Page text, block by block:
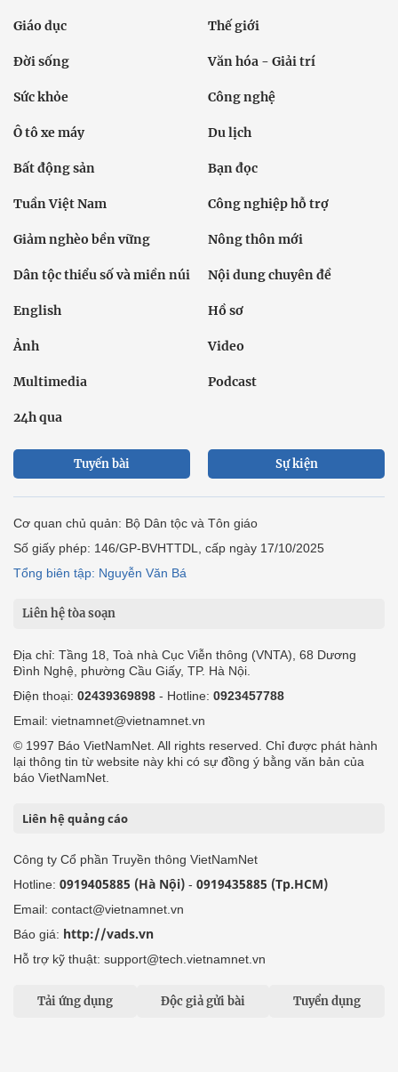
Giáo dục Thế giới
Đời sống Văn hóa - Giải trí
Sức khỏe Công nghệ
Ô tô xe máy Du lịch
Bất động sản Bạn đọc
Tuần Việt Nam Công nghiệp hỗ trợ
Giảm nghèo bền vững Nông thôn mới
Dân tộc thiểu số và miền núi Nội dung chuyên đề
English Hồ sơ
Ảnh Video
Multimedia Podcast
24h qua
Tuyến bài Sự kiện
Cơ quan chủ quản: Bộ Dân tộc và Tôn giáo
Số giấy phép: 146/GP-BVHTTDL, cấp ngày 17/10/2025
Tổng biên tập: Nguyễn Văn Bá
Liên hệ tòa soạn
Địa chỉ: Tầng 18, Toà nhà Cục Viễn thông (VNTA), 68 Dương
Đình Nghệ, phường Cầu Giấy, TP. Hà Nội.
Điện thoại: 02439369898 - Hotline: 0923457788
Email: vietnamnet@vietnamnet.vn
© 1997 Báo VietNamNet. All rights reserved. Chỉ được phát hành
lại thông tin từ website này khi có sự đồng ý bằng văn bản của
báo VietNamNet.
Liên hệ quảng cáo
Công ty Cổ phần Truyền thông VietNamNet
Hotline: 0919405885 (Hà Nội) - 0919435885 (Tp.HCM)
Email: contact@vietnamnet.vn
Báo giá: http://vads.vn
Hỗ trợ kỹ thuật: support@tech.vietnamnet.vn
Tải ứng dụng Độc giả gửi bài Tuyển dụng